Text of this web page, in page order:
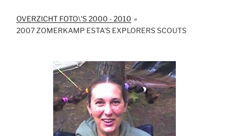
OVERZICHT FOTO\'S 2000 - 2010 »
2007 ZOMERKAMP ESTA'S EXPLORERS SCOUTS